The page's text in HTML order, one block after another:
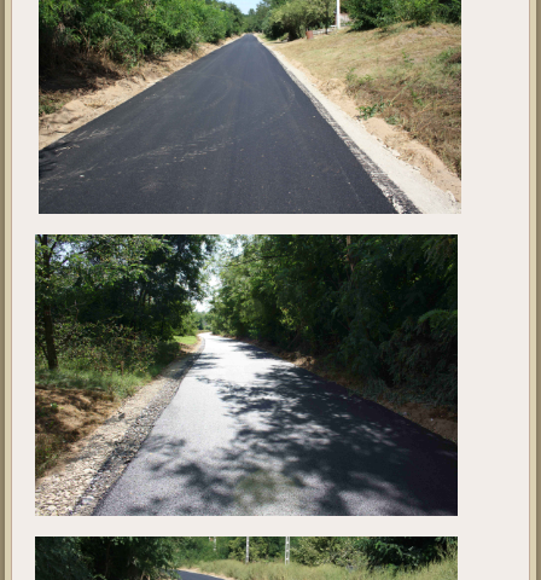
Kivitelezés 5.
Ebben a galériában a projekt jelenlegi állását tekinthetik meg. A fotók
2019. szeptember 5 - én készültek.